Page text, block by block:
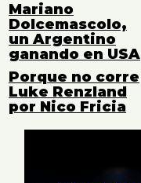
Mariano
Dolcemascolo,
un Argentino
ganando en USA
Porque no corre
Luke Renzland
por Nico Fricia